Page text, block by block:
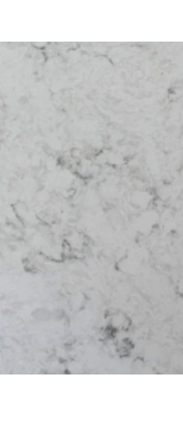
Email
Отправляя
Email
Отправляя